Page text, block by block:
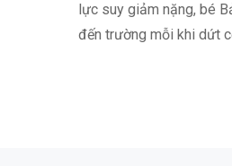
lực suy giảm nặng, bé
đến trường mỗi khi dứt